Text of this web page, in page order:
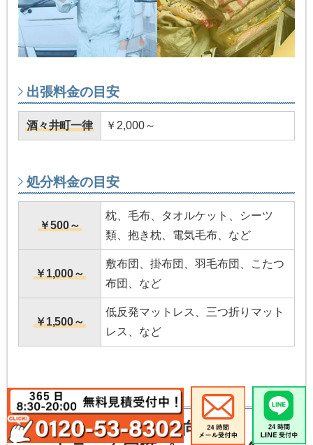
出張料金の目安
酒々井町一律 ￥2,000～
処分料金の目安
￥500～
枕、毛布、タオルケット、シーツ
類、抱き枕、電気毛布、など
￥1,000～
敷布団、掛布団、羽毛布団、こたつ
布団、など
￥1,500～
低反発マットレス、三つ折りマット
レス、など
量が多い方向け